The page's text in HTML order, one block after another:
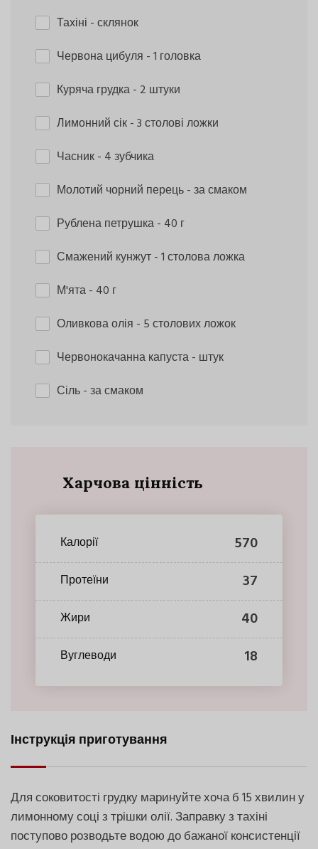
Тахіні - склянок
Червона цибуля - 1 головка
Куряча грудка- 2 штуки
Лимонний сік- 3 столові ложки
Часник- 4 зубчика
Молотий чорний перець- за смаком
Рублена петрушка- 40 г
Смажений кунжут- 1 столова ложка
М'ята- 40 г
Оливкова олія - 5 столових ложок
Червонокачанна капуста- штук
Сіль- за смаком
Харчова цінність
Калорії 570
Протеїни 37
Жири 40
Вуглеводи 18
Інструкція приготування
Для соковитості грудку маринуйте хоча б 15 хвилин у
лимонному соці з трішки олії. Заправку з тахіні
поступово розводьте водою до бажаної консистенції